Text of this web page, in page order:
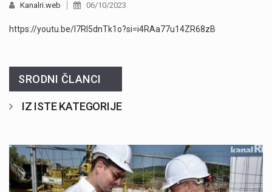
Kanalri.web 06/10/2023
https://youtu.be/I7RI5dnTk1o?si=i4RAa77u14ZR68zB
SRODNI ČLANCI
IZ ISTE KATEGORIJE